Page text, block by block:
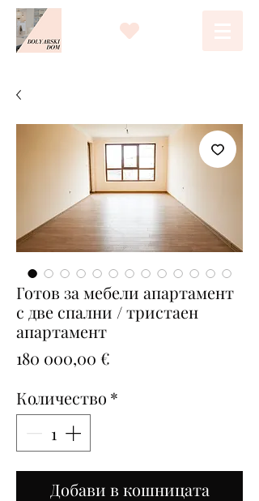
Готов за мебели апартамент
с две спални / тристаен
апартамент
180 000,00 €
Количество *
Добави в кошницата